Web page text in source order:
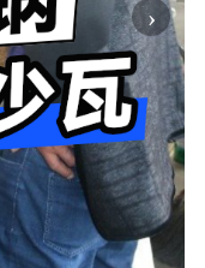
›